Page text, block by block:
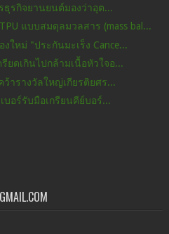
ธุรกิจยานยนต์มองว่าอุต...
แบบสมดุลมวลสาร (mass bal...
หม่ "ประกันมะเร็ง Cance...
รียดเกินไปกล้ามเนื้อหัวใจอ...
ารางวัลใหญ่เกียรติยศร...
บอร์รับมือเกรียนคีย์บอร์...